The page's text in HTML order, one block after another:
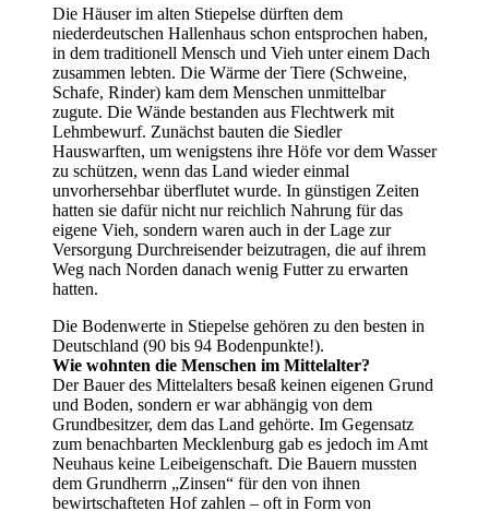
Die Häuser im alten Stiepelse dürften dem
niederdeutschen Hallenhaus schon entsprochen haben,
in dem traditionell Mensch und Vieh unter einem Dach
zusammen lebten. Die Wärme der Tiere (Schweine,
Schafe, Rinder) kam dem Menschen unmittelbar
zugute. Die Wände bestanden aus Flechtwerk mit
Lehmbewurf. Zunächst bauten die Siedler
Hauswarften, um wenigstens ihre Höfe vor dem Wasser
zu schützen, wenn das Land wieder einmal
unvorhersehbar überflutet wurde. In günstigen Zeiten
hatten sie dafür nicht nur reichlich Nahrung für das
eigene Vieh, sondern waren auch in der Lage zur
Versorgung Durchreisender beizutragen, die auf ihrem
Weg nach Norden danach wenig Futter zu erwarten
hatten.
Die Bodenwerte in Stiepelse gehören zu den besten in
Deutschland (90 bis 94 Bodenpunkte!).
Wie wohnten die Menschen im Mittelalter?
Der Bauer des Mittelalters besaß keinen eigenen Grund
und Boden, sondern er war abhängig von dem
Grundbesitzer, dem das Land gehörte. Im Gegensatz
zum benachbarten Mecklenburg gab es jedoch im Amt
Neuhaus keine Leibeigenschaft. Die Bauern mussten
dem Grundherrn „Zinsen“ für den von ihnen
bewirtschafteten Hof zahlen – oft in Form von